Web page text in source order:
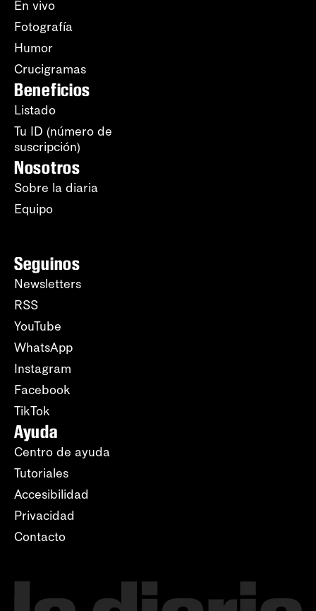
En vivo
Fotografía
Humor
Crucigramas
Beneficios
Listado
Tu ID (número de
suscripción)
Nosotros
Sobre la diaria
Equipo
Seguinos
Newsletters
RSS
YouTube
WhatsApp
Instagram
Facebook
TikTok
Ayuda
Centro de ayuda
Tutoriales
Accesibilidad
Privacidad
Contacto